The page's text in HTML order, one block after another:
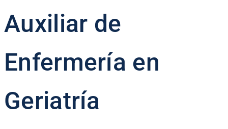
Auxiliar de
Enfermería en
Geriatría